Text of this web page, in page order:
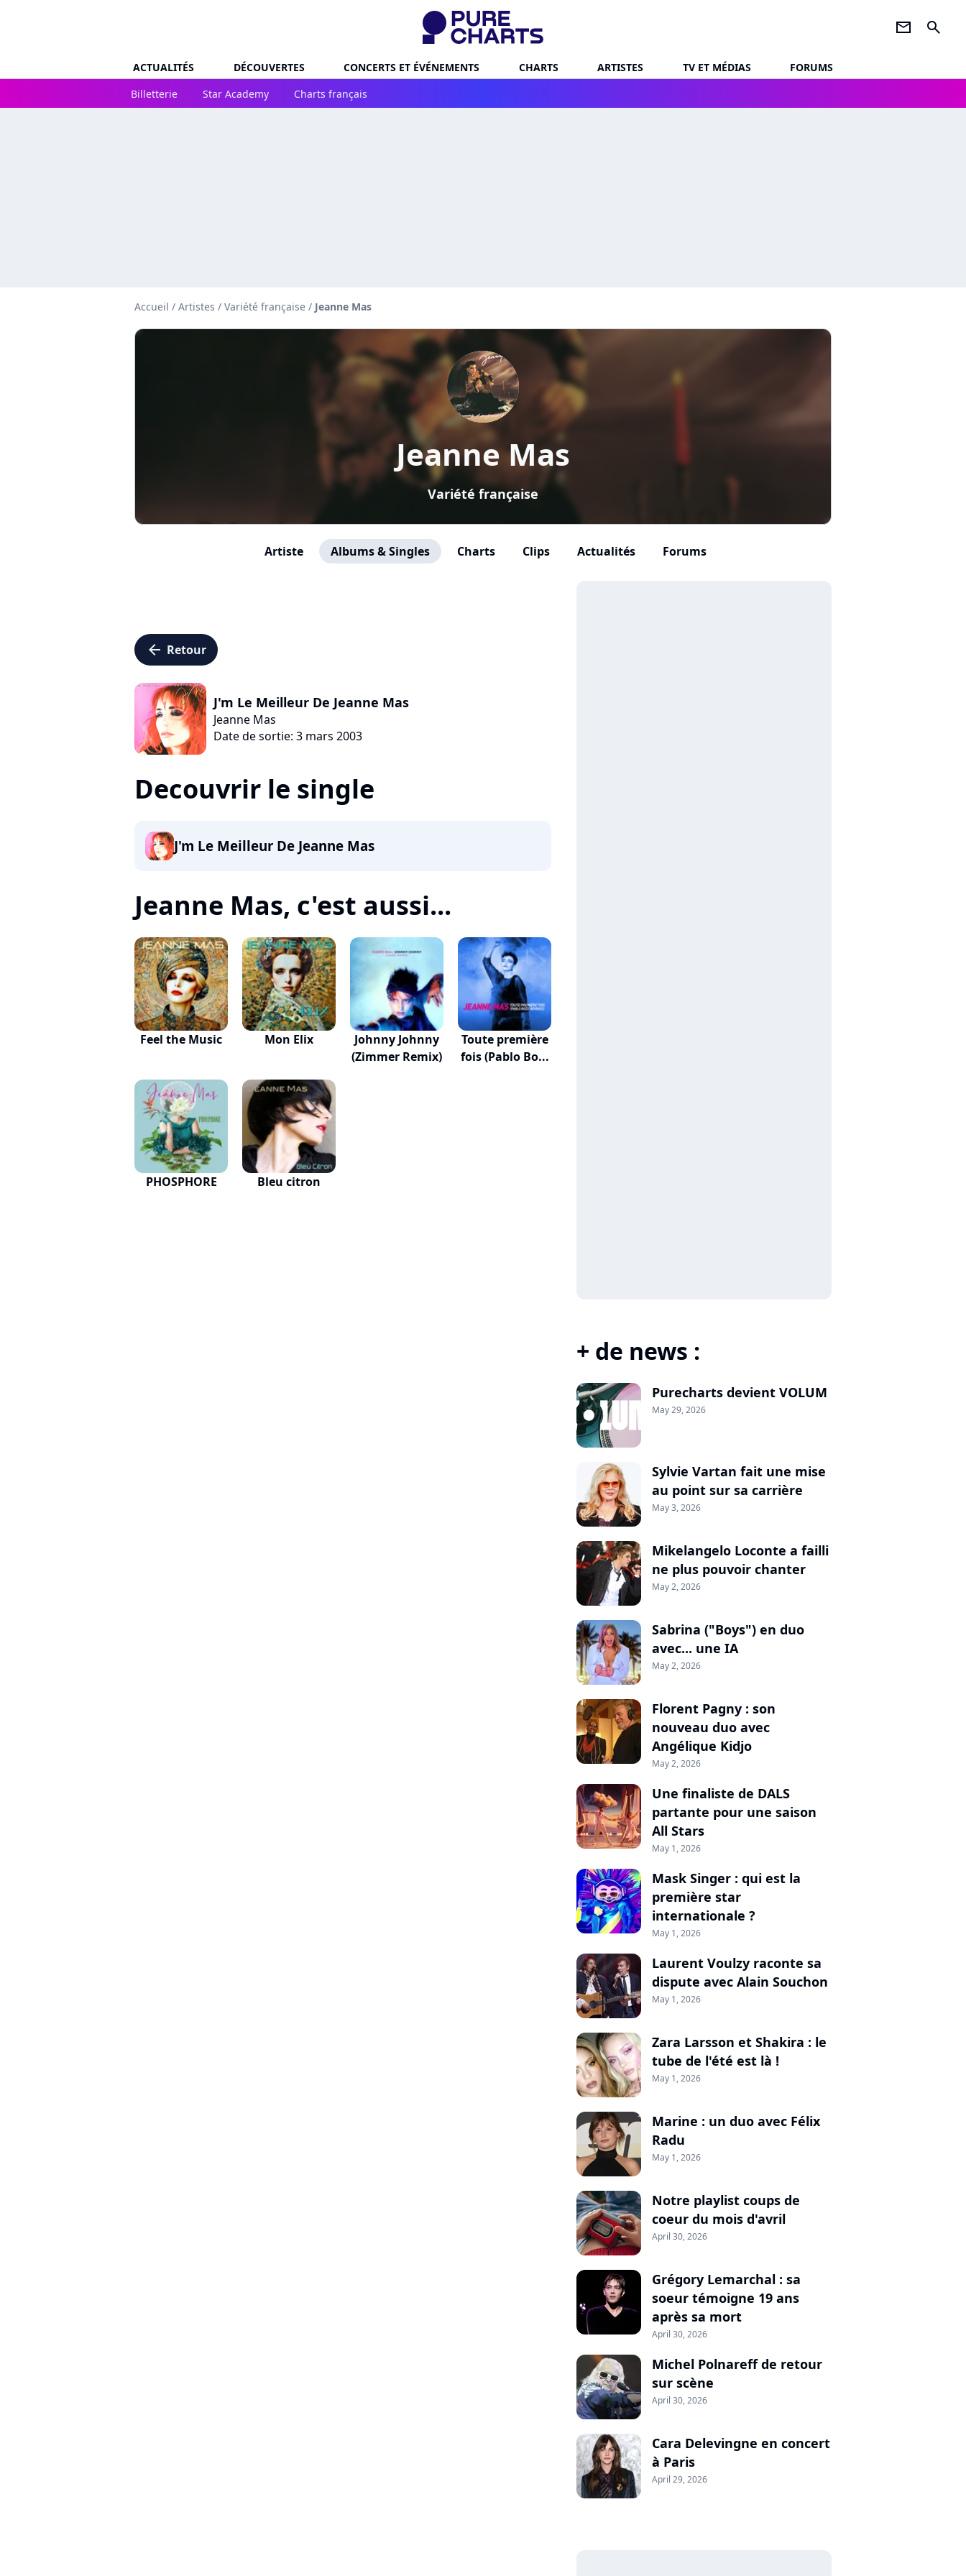
newsletter search
ACTUALITÉS DÉCOUVERTES CONCERTS ET ÉVÉNEMENTS CHARTS ARTISTES TV ET MÉDIAS
FORUMS
Billetterie
Star Academy Charts français
Accueil / Artistes / Variété française / Jeanne Mas
Jeanne Mas
Variété française
Artiste Albums & Singles Charts Clips Actualités Forums
arrow_left Retour
J'm Le Meilleur De Jeanne Mas
Jeanne Mas
Date de sortie: 3 mars 2003
Decouvrir le single
J'm Le Meilleur De Jeanne Mas
Jeanne Mas, c'est aussi...
Feel the Music Mon Elix
Johnny Johnny
(Zimmer Remix)
Toute première
fois (Pablo Bo...
PHOSPHORE Bleu citron
+ de news :
Purecharts devient VOLUM
May 29, 2026
Sylvie Vartan fait une mise
au point sur sa carrière
May 3, 2026
Mikelangelo Loconte a failli
ne plus pouvoir chanter
May 2, 2026
Sabrina ("Boys") en duo
avec... une IA
May 2, 2026
Florent Pagny : son
nouveau duo avec
Angélique Kidjo
May 2, 2026
Une finaliste de DALS
partante pour une saison
All Stars
May 1, 2026
Mask Singer : qui est la
première star
internationale ?
May 1, 2026
Laurent Voulzy raconte sa
dispute avec Alain Souchon
May 1, 2026
Zara Larsson et Shakira : le
tube de l'été est là !
May 1, 2026
Marine : un duo avec Félix
Radu
May 1, 2026
Notre playlist coups de
coeur du mois d'avril
April 30, 2026
Grégory Lemarchal : sa
soeur témoigne 19 ans
après sa mort
April 30, 2026
Michel Polnareff de retour
sur scène
April 30, 2026
Cara Delevingne en concert
à Paris
April 29, 2026